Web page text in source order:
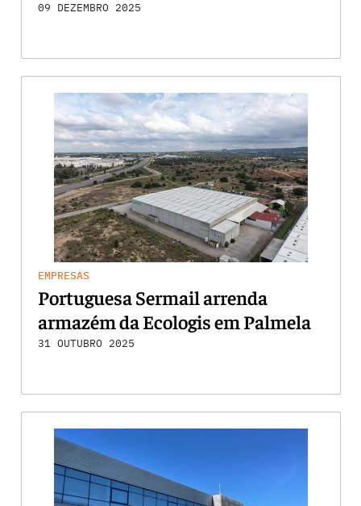
09 DEZEMBRO 2025
EMPRESAS
Portuguesa Sermail arrenda
armazém da Ecologis em Palmela
31 OUTUBRO 2025